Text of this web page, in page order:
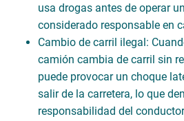
usa drogas antes de operar
considerado responsable en
Cambio de carril ilegal:
camión cambia de carril sin
puede provocar un choque
salir de la carretera, lo que
responsabilidad del